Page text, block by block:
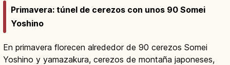
Primavera: túnel de cerezos con unos 90 Somei
Yoshino
En primavera florecen alrededor de 90 cerezos Somei
Yoshino y yamazakura, cerezos de montaña japoneses,